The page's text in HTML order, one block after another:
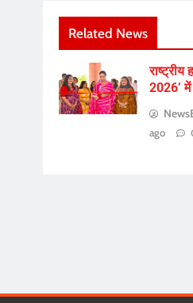
Related News
2026’ में
ago